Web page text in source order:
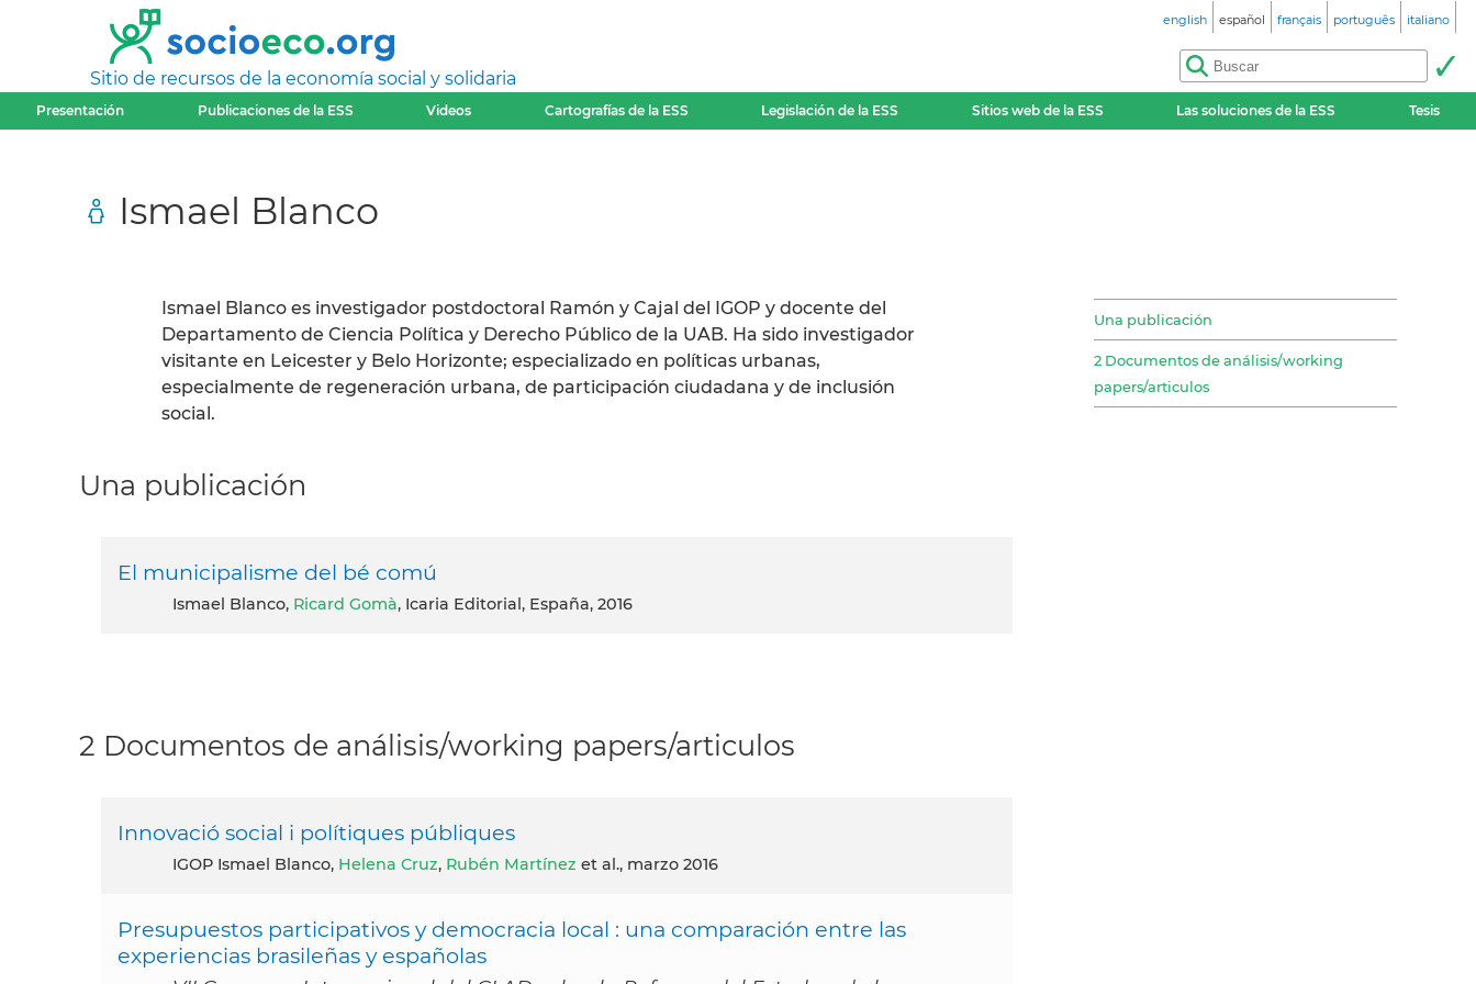
Sitio de recursos de la economía social y solidaria
english español français português italiano
Presentación Publicaciones de la ESS Videos Cartografías de la ESS Legislación de la ESS Sitios web de la ESS Las soluciones de la ESS Tesis
Ismael Blanco
Ismael Blanco es investigador postdoctoral Ramón y Cajal del IGOP y docente del
Departamento de Ciencia Política y Derecho Público de la UAB. Ha sido investigador
visitante en Leicester y Belo Horizonte; especializado en políticas urbanas,
especialmente de regeneración urbana, de participación ciudadana y de inclusión
social.
Una publicación
2 Documentos de análisis/working
papers/articulos
Una publicación
El municipalisme del bé comú
Ismael Blanco, Ricard Gomà, Icaria Editorial, España, 2016
2 Documentos de análisis/working papers/articulos
Innovació social i polítiques públiques
IGOP Ismael Blanco, Helena Cruz, Rubén Martínez et al., marzo 2016
Presupuestos participativos y democracia local : una comparación entre las
experiencias brasileñas y españolas